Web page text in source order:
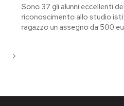
Sono 37 gli alunni eccellenti
riconoscimento allo studio
ragazzo un assegno da 500